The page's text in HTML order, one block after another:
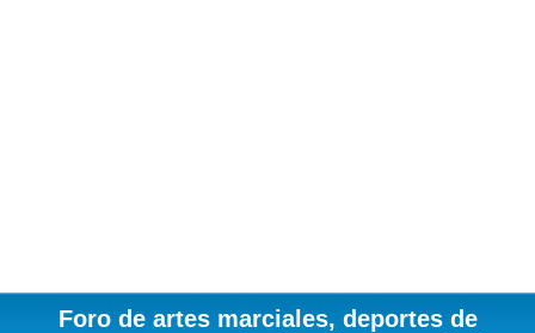
Foro de artes marciales, deportes de